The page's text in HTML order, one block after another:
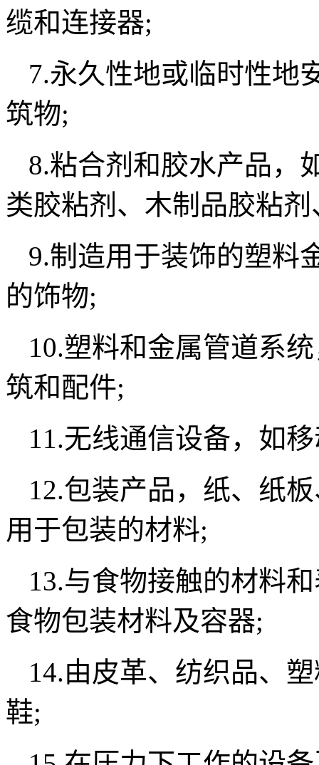
缆和连接器;
7.永久性地或临时性地
筑物;
8.粘合剂和胶水产品，
类胶粘剂、木制品胶粘
9.制造用于装饰的塑料
的饰物;
10.塑料和金属管道系
筑和配件;
11.无线通信设备，如
12.包装产品，纸、纸
用于包装的材料;
13.与食物接触的材料
食物包装材料及容器;
14.由皮革、纺织品、
鞋;